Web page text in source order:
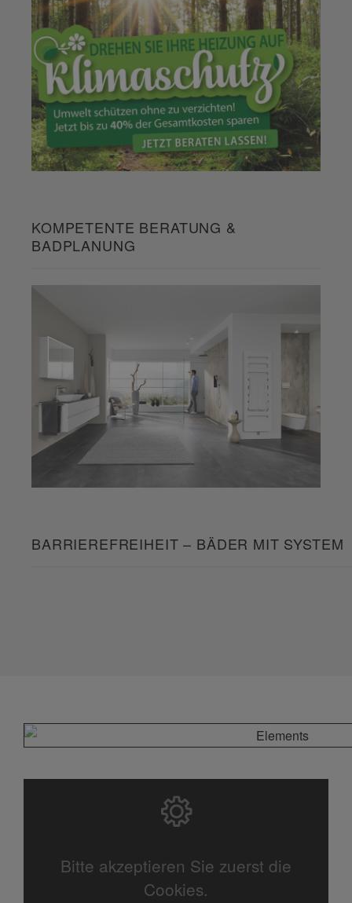
KOMPETENTE BERATUNG &
BADPLANUNG
BARRIEREFREIHEIT – BÄDER MIT SYSTEM
Bitte akzeptieren Sie zuerst die
Cookies.